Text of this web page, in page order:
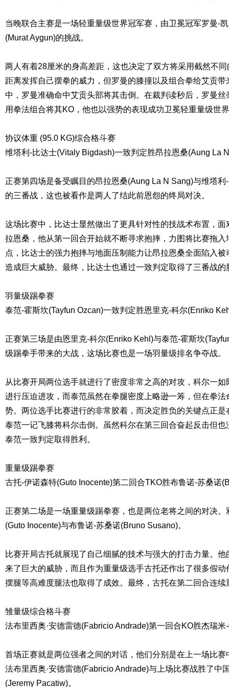
当晚联合主赛是一场轻重量级世界冠军赛，由卫冕冠军罗曼-
(Murat Aygun)的挑战。
两人有着28厘米的身高差距，这也决定了双方将采用截然不
距离发挥自己摆拳的威力，但罗曼的膝撞以及组合拳给艾贡
中，罗曼准确命中艾贡头部将其击倒。在裁判读秒后，罗曼
用拳法组合将其KO，他也以强势的表现成功卫冕轻重量级世
协议体重 (95.0 KG)综合格斗赛
维塔利-比达士(Vitaly Bigdash)一致判定胜昂拉恩桑(Aung La
正赛第四场是备受瞩目的昂拉恩桑(Aung La N Sang)与维塔
的三番战，这也被看作是两人了结此前恩怨的终局对决。
这场比赛中，比达士显然做出了更具针对性的技战术布置，
拉恩桑，他从第一回合开始就不断寻求抱摔，力图将比赛拖
点，比达士的强力抱摔与地面压制能力让昂拉恩桑全面陷入
造成巨大威胁。最终，比达士也通过一致判定取得了三番战的
羽量级踢拳赛
泰范-霍斯坎(Tayfun Ozcan)一致判定胜恩里克-科尔(Enriko
正赛第三场是由恩里克-科尔(Enriko Kehl)与泰范-霍斯坎
级踢拳手带来的大战，这场比赛也是一场羽量级排名争夺战。
从比赛开局两位选手就进行了密度非常之高的对攻，科尔一
进行压迫进攻，而泰范虽然在拳腿密度上略逊一筹，但在拳
势。两位选手比赛进行的非常胶着，而决定胜负的关键点正
泰范一记飞膝将科尔击倒。虽然科尔在第三回合奋起反击但
泰范一致判定取得胜利。
重量级踢拳赛
古托-伊诺森特(Guto Inocente)第二回合TKO胜布鲁诺-苏桑诺
正赛第二场是一场重量级踢拳赛，也是两位老将之间的对决
(Guto Inocente)与布鲁诺-苏桑诺(Bruno Susano)。
比赛开局古托就展现了自己细腻的技术与强大的打击力量。
来了巨大的威胁，而且作为重量级选手古托还作出了很多假
摆腿等高难度腿法也取得了成效。最终，古托在第二回合连
雏量级综合格斗赛
法布里西奥·安德雷德(Fabricio Andrade)第一回合KO胜杰瑞
首场正赛就是两位强者之间的对话，他们分别是在上一场比
法布里西奥·安德雷德(Fabricio Andrade)与上场比赛战胜了中
(Jeremy Pacatiw)。